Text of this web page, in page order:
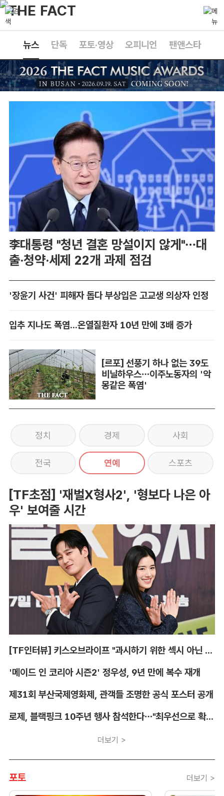
뉴스 단독 포토·영상 오피니언 팬앤스타
李대통령 "청년 결혼 망설이지 않게"…대
출·청약·세제 22개 과제 점검
'장윤기 사건' 피해자 돕다 부상입은 고교생 의상자 인정
입추 지나도 폭염...온열질환자 10년 만에 3배 증가
[르포] 선풍기 하나 없는 39도
비닐하우스…이주노동자의 '악
몽같은 폭염'
정치 경제 사회
전국 연예 스포츠
[TF초점] '재벌X형사2', '형보다 나은 아
우' 보여줄 시간
[TF인터뷰] 키스오브라이프 "과시하기 위한 섹시 아닌 당당함"
'메이드 인 코리아 시즌2' 정우성, 9년 만에 복수 재개
제31회 부산국제영화제, 관객들 조명한 공식 포스터 공개
로제, 블랙핑크 10주년 행사 참석한다…"최우선으로 확정"
더보기 >
포토 더보기 >